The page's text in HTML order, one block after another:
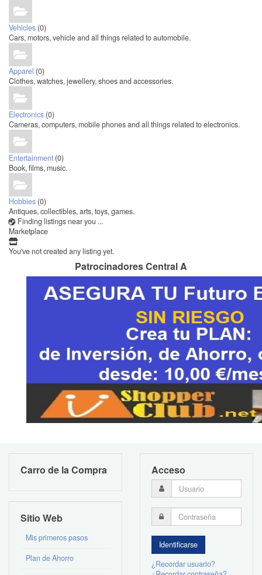
Vehicles (0)
Cars, motors, vehicle and all things related to automobile.
Apparel (0)
Clothes, watches, jewellery, shoes and accessories.
Electronics (0)
Cameras, computers, mobile phones and all things related to electronics.
Entertainment (0)
Book, films, music.
Hobbies (0)
Antiques, collectibles, arts, toys, games.
Finding listings near you ...
Marketplace
You've not created any listing yet.
Patrocinadores Central A
Carro de la Compra
Sitio Web
Mis primeros pasos
Plan de Ahorro
Acceso
¿Recordar usuario?